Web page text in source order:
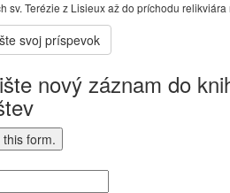
sv. Terézie z Lisieux až do príchodu relikviára
nový záznam do
this form.